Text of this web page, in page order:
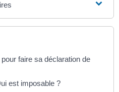
faire sa déclaration de
est imposable ?